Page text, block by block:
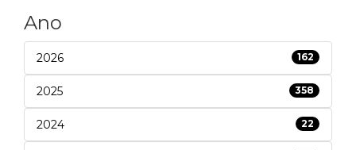
Ano
2026 162
2025 358
2024 22